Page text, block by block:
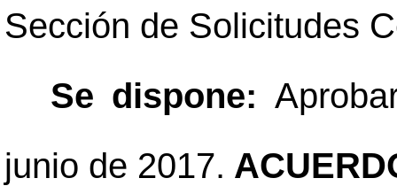
Sección de Solicitudes
Se dispone:
junio de 2017.